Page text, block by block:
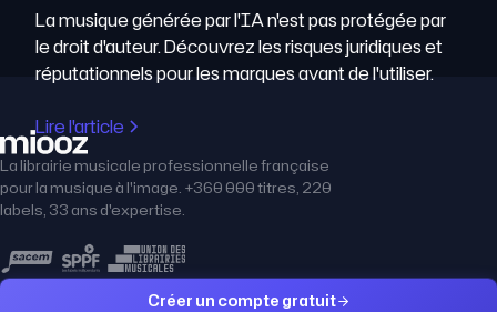
La musique générée par l'IA n'est pas protégée par
le droit d'auteur. Découvrez les risques juridiques et
réputationnels pour les marques avant de l'utiliser.
Lire l'article
La librairie musicale professionnelle française
pour la musique à l'image. +360 000 titres, 220
labels, 33 ans d'expertise.
Créer un compte gratuit